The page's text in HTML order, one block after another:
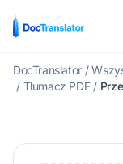
DocTranslator /
/ Tłumacz PDF /